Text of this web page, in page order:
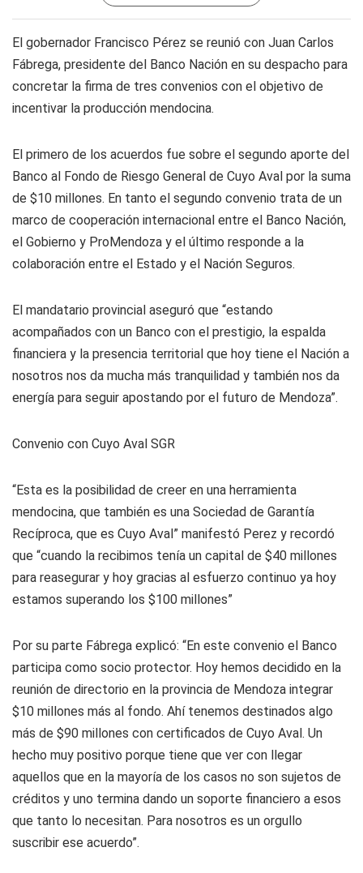
El gobernador Francisco Pérez se reunió con Juan Carlos
Fábrega, presidente del Banco Nación en su despacho para
concretar la firma de tres convenios con el objetivo de
incentivar la producción mendocina.
El primero de los acuerdos fue sobre el segundo aporte del
Banco al Fondo de Riesgo General de Cuyo Aval por la suma
de $10 millones. En tanto el segundo convenio trata de un
marco de cooperación internacional entre el Banco Nación,
el Gobierno y ProMendoza y el último responde a la
colaboración entre el Estado y el Nación Seguros.
El mandatario provincial aseguró que “estando
acompañados con un Banco con el prestigio, la espalda
financiera y la presencia territorial que hoy tiene el Nación a
nosotros nos da mucha más tranquilidad y también nos da
energía para seguir apostando por el futuro de Mendoza”.
Convenio con Cuyo Aval SGR
“Esta es la posibilidad de creer en una herramienta
mendocina, que también es una Sociedad de Garantía
Recíproca, que es Cuyo Aval” manifestó Perez y recordó
que “cuando la recibimos tenía un capital de $40 millones
para reasegurar y hoy gracias al esfuerzo continuo ya hoy
estamos superando los $100 millones”
Por su parte Fábrega explicó: “En este convenio el Banco
participa como socio protector. Hoy hemos decidido en la
reunión de directorio en la provincia de Mendoza integrar
$10 millones más al fondo. Ahí tenemos destinados algo
más de $90 millones con certificados de Cuyo Aval. Un
hecho muy positivo porque tiene que ver con llegar
aquellos que en la mayoría de los casos no son sujetos de
créditos y uno termina dando un soporte financiero a esos
que tanto lo necesitan. Para nosotros es un orgullo
suscribir ese acuerdo”.